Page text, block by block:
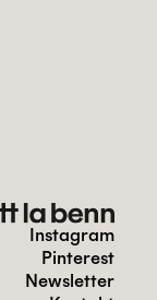
Instagram
Pinterest
Newsletter